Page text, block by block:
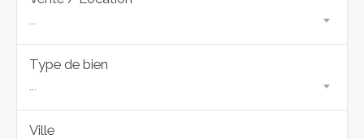
...
Type de bien
...
Ville